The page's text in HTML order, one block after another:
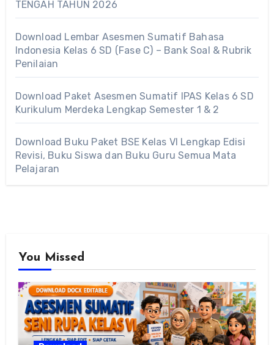
TENGAH TAHUN 2026
Download Lembar Asesmen Sumatif Bahasa
Indonesia Kelas 6 SD (Fase C) – Bank Soal & Rubrik
Penilaian
Download Paket Asesmen Sumatif IPAS Kelas 6 SD
Kurikulum Merdeka Lengkap Semester 1 & 2
Download Buku Paket BSE Kelas VI Lengkap Edisi
Revisi, Buku Siswa dan Buku Guru Semua Mata
Pelajaran
You Missed